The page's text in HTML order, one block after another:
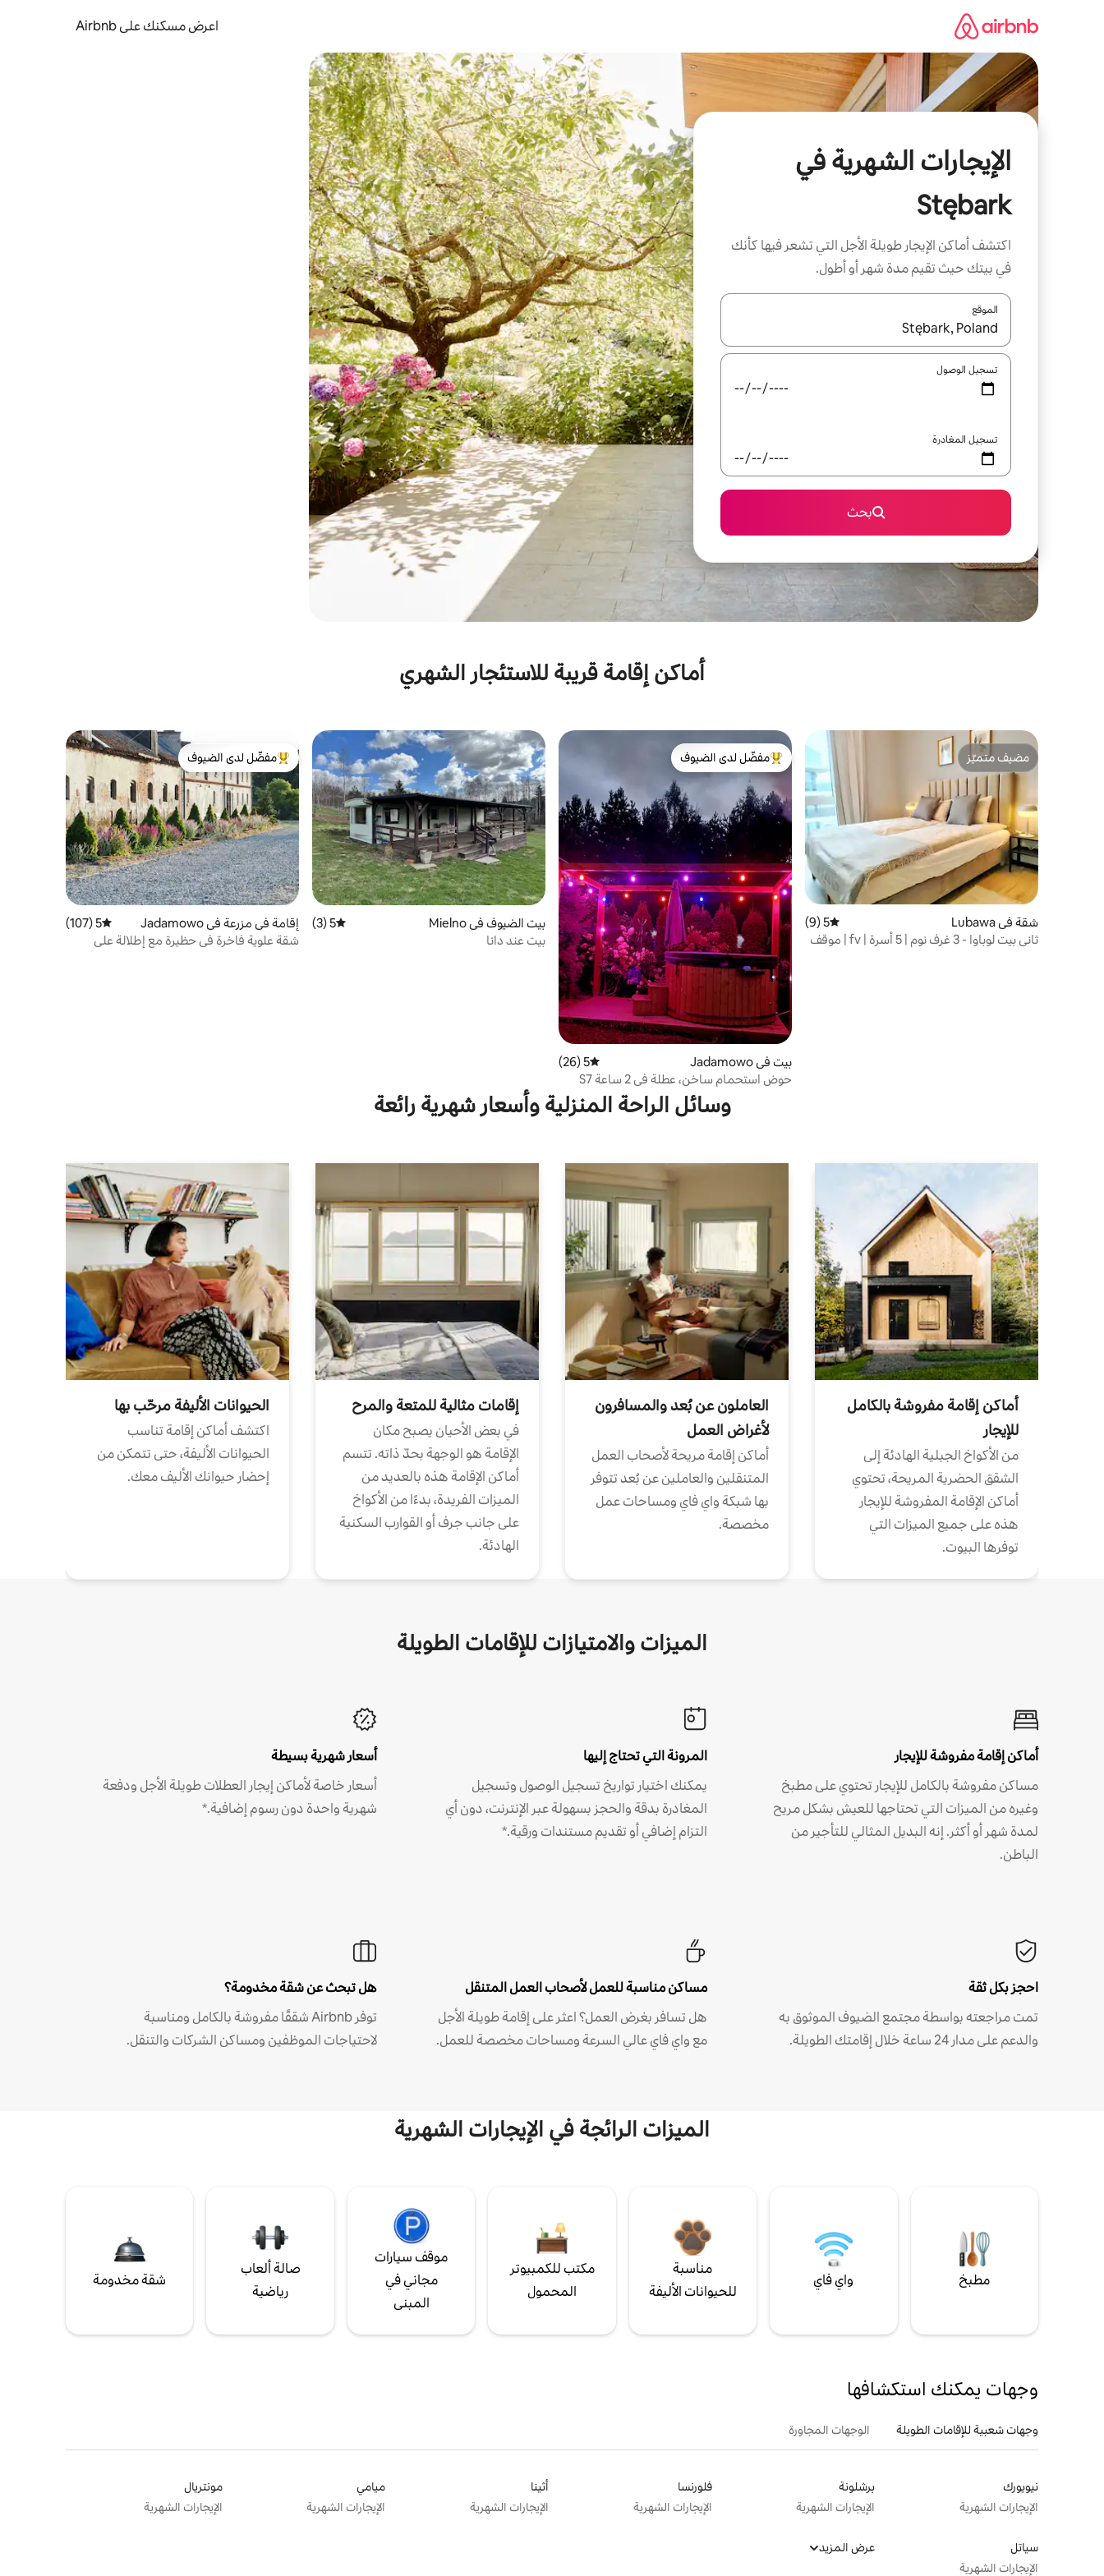
اعرض مسكنك على Airbnb
الإيجارات الشهرية في
Stębark
اكتشف أماكن الإيجار طويلة الأجل التي تشعر فيها كأنك
في بيتك حيث تقيم مدة شهر أو أطول.
الموقع
عند توفر النتائج، انتقل باستخدام السهمين لأعلى ولأسفل أو استكشف عن طريق اللمس أو السحب.
تسجيل الوصول
تسجيل المغادرة
بحث
أماكن إقامة قريبة للاستئجار الشهري
مضيف متميّز
مضيف متميّز
شقة في Lubawa متوسط التقييم 5 من 5، 9 مراجعات
5 (9)
ثاني بيت لوباوا - 3 غرف نوم | 5 أسرة | fv | موقف
من أبرز البيوت المفضّلة لدى الضيوف
مفضّل لدى الضيوف
بيت في Jadamowo متوسط التقييم 5 من 5، 26 مراجعات
5 (26)
حوض استحمام ساخن، عطلة في 2 ساعة S7
بيت الضيوف في Mielno متوسط التقييم 5 من 5، 3 مراجعات
5 (3)
بيت عند دانا
من أبرز البيوت المفضّلة لدى الضيوف
مفضّل لدى الضيوف
إقامة في مزرعة في Jadamowo متوسط التقييم 5 من 5، 107 مراجعات
5 (107)
شقة علوية فاخرة في حظيرة مع إطلالة على
وسائل الراحة المنزلية وأسعار شهرية رائعة
أماكن إقامة مفروشة بالكامل
للإيجار
من الأكواخ الجبلية الهادئة إلى
الشقق الحضرية المريحة، تحتوي
أماكن الإقامة المفروشة للإيجار
هذه على جميع الميزات التي
توفرها البيوت.
العاملون عن بُعد والمسافرون
لأغراض العمل
أماكن إقامة مريحة لأصحاب العمل
المتنقلين والعاملين عن بُعد تتوفر
بها شبكة واي فاي ومساحات عمل
مخصصة.
إقامات مثالية للمتعة والمرح
في بعض الأحيان يصبح مكان
الإقامة هو الوجهة بحدّ ذاته. تتسم
أماكن الإقامة هذه بالعديد من
الميزات الفريدة، بدءًا من الأكواخ
على جانب جرف أو القوارب السكنية
الهادئة.
الحيوانات الأليفة مرحّب بها
اكتشف أماكن إقامة تناسب
الحيوانات الأليفة، حتى تتمكن من
إحضار حيوانك الأليف معك.
الميزات والامتيازات للإقامات الطويلة
أماكن إقامة مفروشة للإيجار
مساكن مفروشة بالكامل للإيجار تحتوي على مطبخ
وغيره من الميزات التي تحتاجها للعيش بشكل مريح
لمدة شهر أو أكثر. إنه البديل المثالي للتأجير من
الباطن.
المرونة التي تحتاج إليها
يمكنك اختيار تواريخ تسجيل الوصول وتسجيل
المغادرة بدقة والحجز بسهولة عبر الإنترنت، دون أي
التزام إضافي أو تقديم مستندات ورقية.*
أسعار شهرية بسيطة
أسعار خاصة لأماكن إيجار العطلات طويلة الأجل ودفعة
شهرية واحدة دون رسوم إضافية.*
احجز بكل ثقة
تمت مراجعته بواسطة مجتمع الضيوف الموثوق به
والدعم على مدار 24 ساعة خلال إقامتك الطويلة.
مساكن مناسبة للعمل لأصحاب العمل المتنقل
هل تسافر بغرض العمل؟ اعثر على إقامة طويلة الأجل
مع واي فاي عالي السرعة ومساحات مخصصة للعمل.
هل تبحث عن شقة مخدومة؟
توفر Airbnb شققًا مفروشة بالكامل ومناسبة
لاحتياجات الموظفين ومساكن الشركات والتنقل.
الميزات الرائجة في الإيجارات الشهرية
مطبخ واي فاي
مناسبة
للحيوانات الأليفة
مكتب للكمبيوتر
المحمول
موقف سيارات
مجاني في
المبنى
صالة ألعاب
رياضية
شقة مخدومة
وجهات يمكنك استكشافها
وجهات شعبية للإقامات الطويلة الوجهات المجاورة
نيويورك
الإيجارات الشهرية
برشلونة
الإيجارات الشهرية
فلورنسا
الإيجارات الشهرية
أثينا
الإيجارات الشهرية
ميامي
الإيجارات الشهرية
مونتريال
الإيجارات الشهرية
سياتل
الإيجارات الشهرية
عرض المزيد